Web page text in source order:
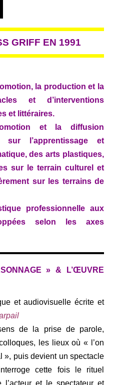
GRIFF EN 1991
la production et la
et d’interventions
et littéraires.
et la diffusion
sur l’apprentissage et
des arts plastiques,
sur le terrain culturel et
sur les terrains de
professionnelle aux
selon les axes
» & L’ŒUVRE
et audiovisuelle écrite et
de la prise de parole,
les lieux où « l’on
», puis devient un spectacle
cette fois le rituel